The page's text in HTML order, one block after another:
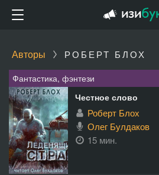
Авторы РОБЕРТ БЛОХ
Фантастика, фэнтези
Честное слово
Роберт Блох
Олег Булдаков
15 мин.